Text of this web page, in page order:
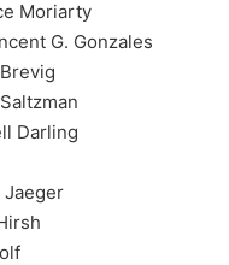
Moriarty
G. Gonzales